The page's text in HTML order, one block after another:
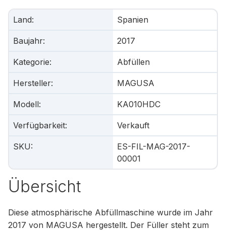
Land: Spanien
Baujahr: 2017
Kategorie: Abfüllen
Hersteller: MAGUSA
Modell: KA010HDC
Verfügbarkeit: Verkauft
SKU:
ES-FIL-MAG-2017-
00001
Übersicht
Diese atmosphärische Abfüllmaschine wurde im Jahr
2017 von MAGUSA hergestellt. Der Füller steht zum